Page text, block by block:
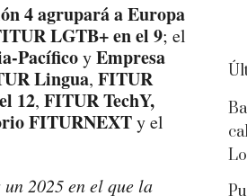
4 agrupará a Europa
LGTB+ en el 9; el
PacíficoyEmpresa
Lingua, FITUR
el 12, FITUR TechY,
FITURNEXTy el
2025 en el que la